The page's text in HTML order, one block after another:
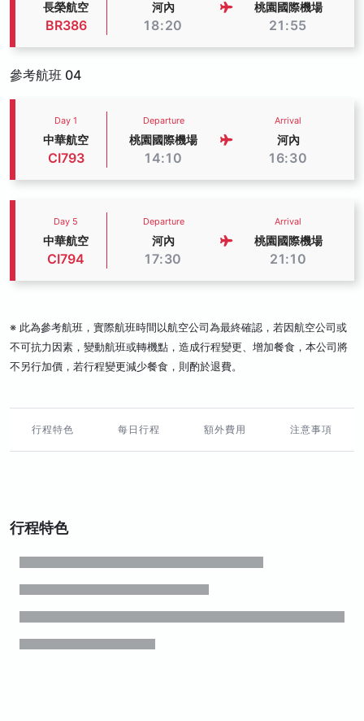
長榮航空
BR386
河內
18:20
桃園國際機場
21:55
參考航班 04
Day 1
中華航空
CI793
Departure
桃園國際機場
14:10
Arrival
河內
16:30
Day 5
中華航空
CI794
Departure
河內
17:30
Arrival
桃園國際機場
21:10
※ 此為參考航班，實際航班時間以航空公司為最終確認，若因航空公司或
不可抗力因素，變動航班或轉機點，造成行程變更、增加餐食，本公司將
不另行加價，若行程變更減少餐食，則酌於退費。
行程特色 每日行程 額外費用 注意事項
行程特色